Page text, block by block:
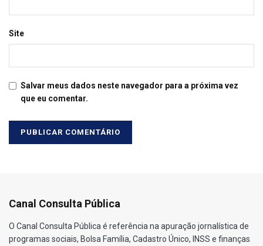
Site
Salvar meus dados neste navegador para a próxima vez
que eu comentar.
Canal Consulta Pública
O Canal Consulta Pública é referência na apuração jornalística de
programas sociais, Bolsa Família, Cadastro Único, INSS e finanças